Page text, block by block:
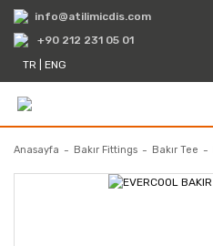
info@atilimicdis.com
+90 212 231 05 01
TR
ENG
Anasayfa Bakır Fittings Bakır Tee